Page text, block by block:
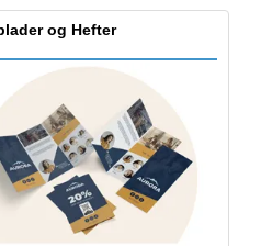
og Hefter